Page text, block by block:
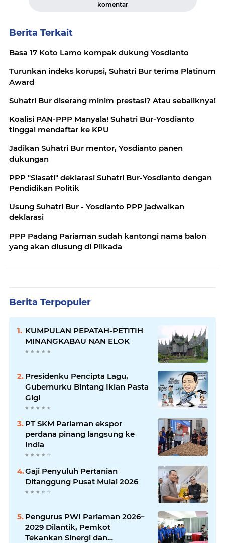
komentar
Berita Terkait
Basa 17 Koto Lamo kompak dukung Yosdianto
Turunkan indeks korupsi, Suhatri Bur terima Platinum
Award
Suhatri Bur diserang minim prestasi? Atau sebaliknya!
Koalisi PAN-PPP Manyala! Suhatri Bur-Yosdianto
tinggal mendaftar ke KPU
Jadikan Suhatri Bur mentor, Yosdianto panen
dukungan
PPP "Siasati" deklarasi Suhatri Bur-Yosdianto dengan
Pendidikan Politik
Usung Suhatri Bur - Yosdianto PPP jadwalkan
deklarasi
PPP Padang Pariaman sudah kantongi nama balon
yang akan diusung di Pilkada
Berita Terpopuler
KUMPULAN PEPATAH-PETITIH
MINANGKABAU NAN ELOK
Presidenku Pencipta Lagu,
Gubernurku Bintang Iklan Pasta
Gigi
PT SKM Pariaman ekspor
perdana pinang langsung ke
India
Gaji Penyuluh Pertanian
Ditanggung Pusat Mulai 2026
Pengurus PWI Pariaman 2026–
2029 Dilantik, Pemkot
Tekankan Sinergi dan